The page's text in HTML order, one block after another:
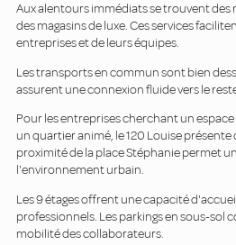
Aux alentours immédiats se trouvent des
des magasins de luxe. Ces services
entreprises et de leurs équipes.
Les transports en commun sont bien
assurent une connexion fluide vers le
Pour les entreprises cherchant un
un quartier animé, le 120 Louise
proximité de la place Stéphanie permet
l'environnement urbain.
Les 9 étages offrent une capacité
professionnels. Les parkings en sous-
mobilité des collaborateurs.